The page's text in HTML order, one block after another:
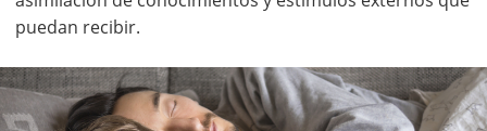
puedan recibir.